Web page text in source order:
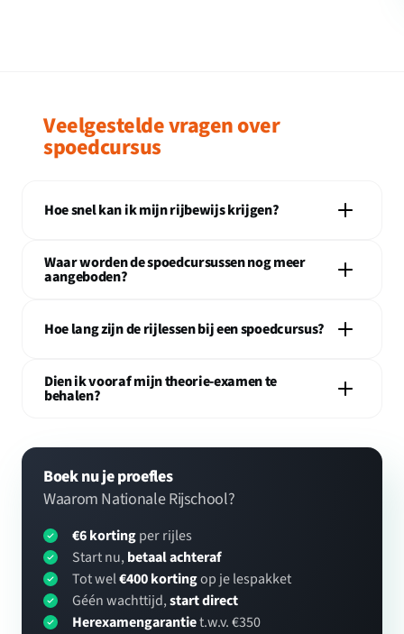
Veelgestelde vragen over
spoedcursus
Hoe snel kan ik mijn rijbewijs krijgen?
Waar worden de spoedcursussen nog meer
aangeboden?
Hoe lang zijn de rijlessen bij een spoedcursus?
Dien ik vooraf mijn theorie-examen te
behalen?
Boek nu je proefles
Waarom Nationale Rijschool?
€6 kortingper rijles
Start nu, betaal achteraf
Tot wel€400 kortingop je lespakket
Géén wachttijd,start direct
Herexamengarantiet.w.v. €350